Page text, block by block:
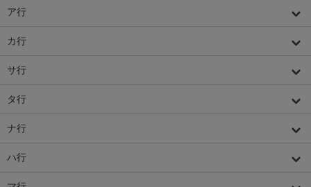
ア行
カ行
サ行
タ行
ナ行
ハ行